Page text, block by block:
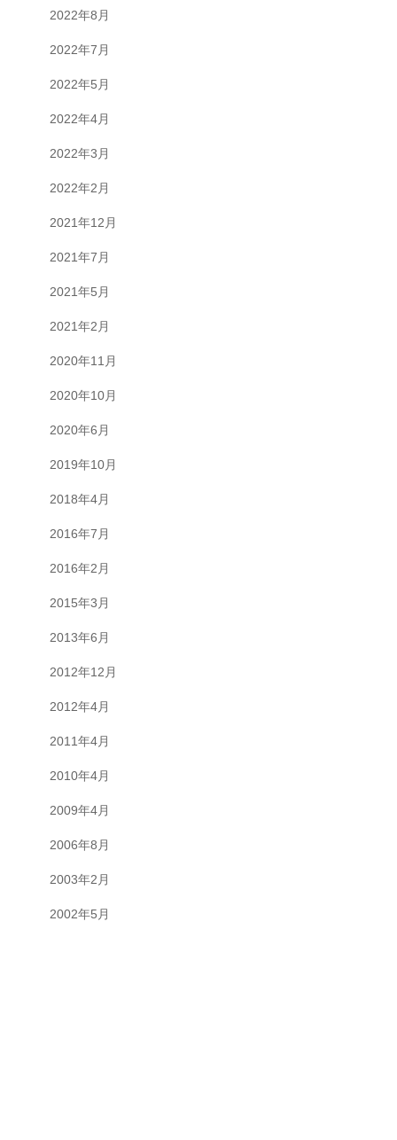
2022年8月
2022年7月
2022年5月
2022年4月
2022年3月
2022年2月
2021年12月
2021年7月
2021年5月
2021年2月
2020年11月
2020年10月
2020年6月
2019年10月
2018年4月
2016年7月
2016年2月
2015年3月
2013年6月
2012年12月
2012年4月
2011年4月
2010年4月
2009年4月
2006年8月
2003年2月
2002年5月